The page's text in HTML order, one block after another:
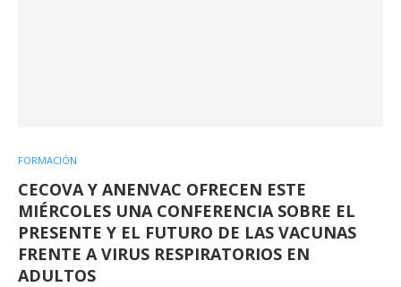
FORMACIÓN
CECOVA Y ANENVAC OFRECEN ESTE
MIÉRCOLES UNA CONFERENCIA SOBRE EL
PRESENTE Y EL FUTURO DE LAS VACUNAS
FRENTE A VIRUS RESPIRATORIOS EN
ADULTOS